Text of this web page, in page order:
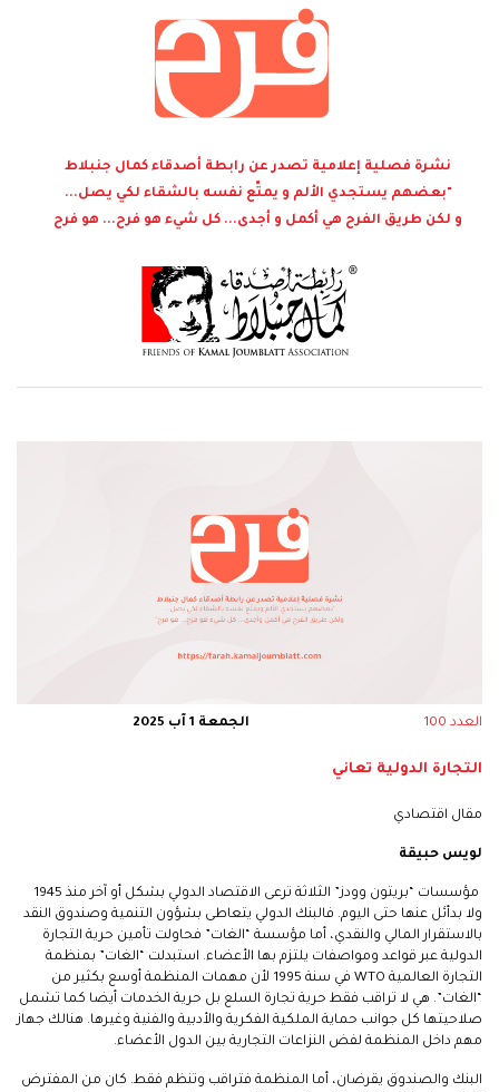
نشرة فصلية إعلامية تصدر عن رابطة أصدقاء كمال جنبلاط
"بعضهم يستجدي الألم و يمتّع نفسه بالشقاء لكي يصل...
و لكن طريق الفرح هي أكمل و أجدى... كل شيء هو فرح... هو فرح
العدد 100 الجمعة 1 آب 2025
التجارة الدولية تعاني
مقال اقتصادي
لويس حبيقة
مؤسسات “بريتون وودز” الثلاثة ترعى الاقتصاد الدولي بشكل أو آخر منذ 1945
ولا بدأئل عنها حتى اليوم. فالبنك الدولي يتعاطى بشؤون التنمية وصندوق النقد
بالاستقرار المالي والنقدي، أما مؤسسة “الغات” فحاولت تأمين حرية التجارة
الدولية عبر قواعد ومواصفات يلتزم بها الأعضاء. استبدلت “الغات” بمنظمة
التجارة العالمية WTO في سنة 1995 لأن مهمات المنظمة أوسع بكثير من
“الغات”. هي لا تراقب فقط حرية تجارة السلع بل حرية الخدمات أيضا كما تشمل
صلاحيتها كل جوانب حماية الملكية الفكرية والأدبية والفنية وغيرها. هنالك جهاز
مهم داخل المنظمة لفض النزاعات التجارية بين الدول الأعضاء.
البنك والصندوق يقرضان، أما المنظمة فتراقب وتنظم فقط. كان من المفترض